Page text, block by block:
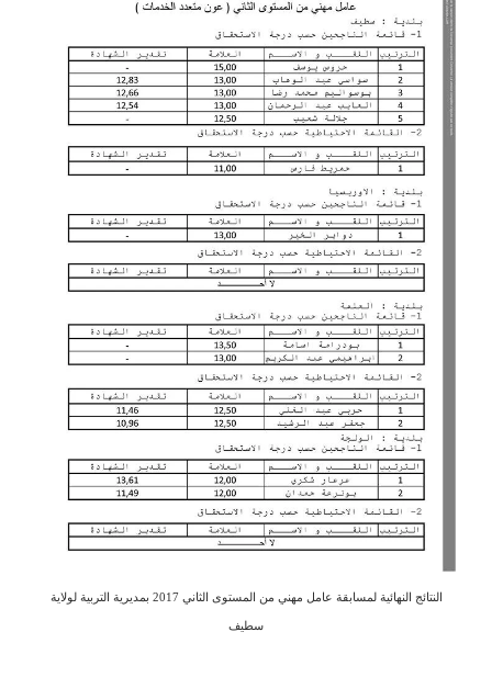
النتائج النهائية لمسابقة عامل مهني من المستوى الثاني 2017 بمديرية التربية لولاية
سطيف